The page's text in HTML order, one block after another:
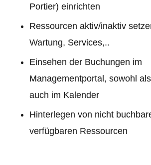
Portier) einrichten
Ressourcen aktiv/inaktiv
Wartung, Services,..
Einsehen der Buchungen im
Managementportal, sowohl
auch im Kalender
Hinterlegen von nicht
verfügbaren Ressourcen